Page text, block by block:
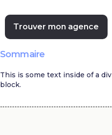
Trouver mon agence
Sommaire
This is some text inside of a div
block.